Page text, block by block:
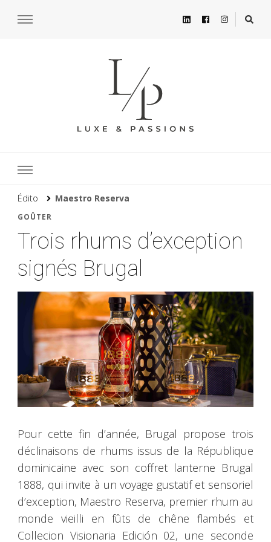
Édito Maestro Reserva
GOÛTER
Trois rhums d’exception
signés Brugal
Pour cette fin d’année, Brugal propose trois
déclinaisons de rhums issus de la République
dominicaine avec son coffret lanterne Brugal
1888, qui invite à un voyage gustatif et sensoriel
d’exception, Maestro Reserva, premier rhum au
monde vieilli en fûts de chêne flambés et
Collecion Visionaria Edición 02, une seconde